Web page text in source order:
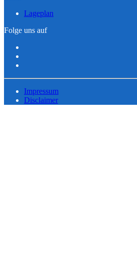
Lageplan
Folge uns auf
Impressum
Disclaimer